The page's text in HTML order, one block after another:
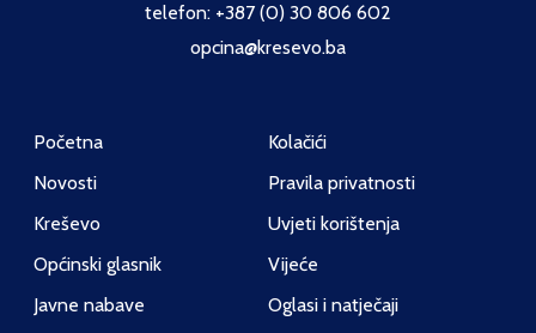
telefon: +387 (0) 30 806 602
opcina@kresevo.ba
Početna
Novosti
Kreševo
Općinski glasnik
Javne nabave
Kolačići
Pravila privatnosti
Uvjeti korištenja
Vijeće
Oglasi i natječaji